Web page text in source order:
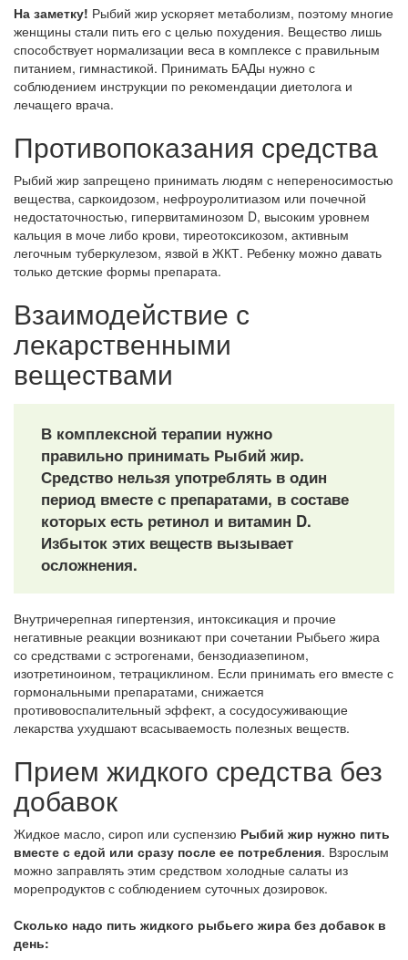
На заметку! Рыбий жир ускоряет метаболизм, поэтому многие
женщины стали пить его с целью похудения. Вещество лишь
способствует нормализации веса в комплексе с правильным
питанием, гимнастикой. Принимать БАДы нужно с
соблюдением инструкции по рекомендации диетолога и
лечащего врача.
Противопоказания средства
Рыбий жир запрещено принимать людям с непереносимостью
вещества, саркоидозом, нефроуролитиазом или почечной
недостаточностью, гипервитаминозом D, высоким уровнем
кальция в моче либо крови, тиреотоксикозом, активным
легочным туберкулезом, язвой в ЖКТ. Ребенку можно давать
только детские формы препарата.
Взаимодействие с
лекарственными
веществами
В комплексной терапии нужно
правильно принимать Рыбий жир.
Средство нельзя употреблять в один
период вместе с препаратами, в составе
которых есть ретинол и витамин D.
Избыток этих веществ вызывает
осложнения.
Внутричерепная гипертензия, интоксикация и прочие
негативные реакции возникают при сочетании Рыбьего жира
со средствами с эстрогенами, бензодиазепином,
изотретиноином, тетрациклином. Если принимать его вместе с
гормональными препаратами, снижается
противовоспалительный эффект, а сосудосуживающие
лекарства ухудшают всасываемость полезных веществ.
Прием жидкого средства без
добавок
Жидкое масло, сироп или суспензию Рыбий жир нужно пить
вместе с едой или сразу после ее потребления. Взрослым
можно заправлять этим средством холодные салаты из
морепродуктов с соблюдением суточных дозировок.
Сколько надо пить жидкого рыбьего жира без добавок в
день: